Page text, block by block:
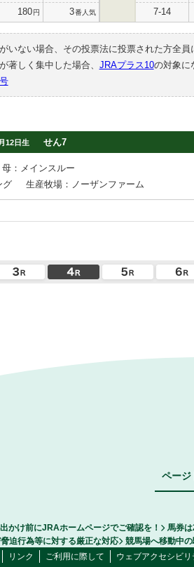
180円 3番人気 7-14
いない場合、その投票法に投票された方全員
著しく集中した場合、 JRAプラス10の対象に
12日生 せん7
母：メインスルー
グ
生産牧場：ノーザンファーム
ページ
かけ前にJRAホームページでご確認を！ 馬券
迫行為等に対する厳正な対応
競馬場へ移動中
リンク ご利用に際して ウェブアクセシビ